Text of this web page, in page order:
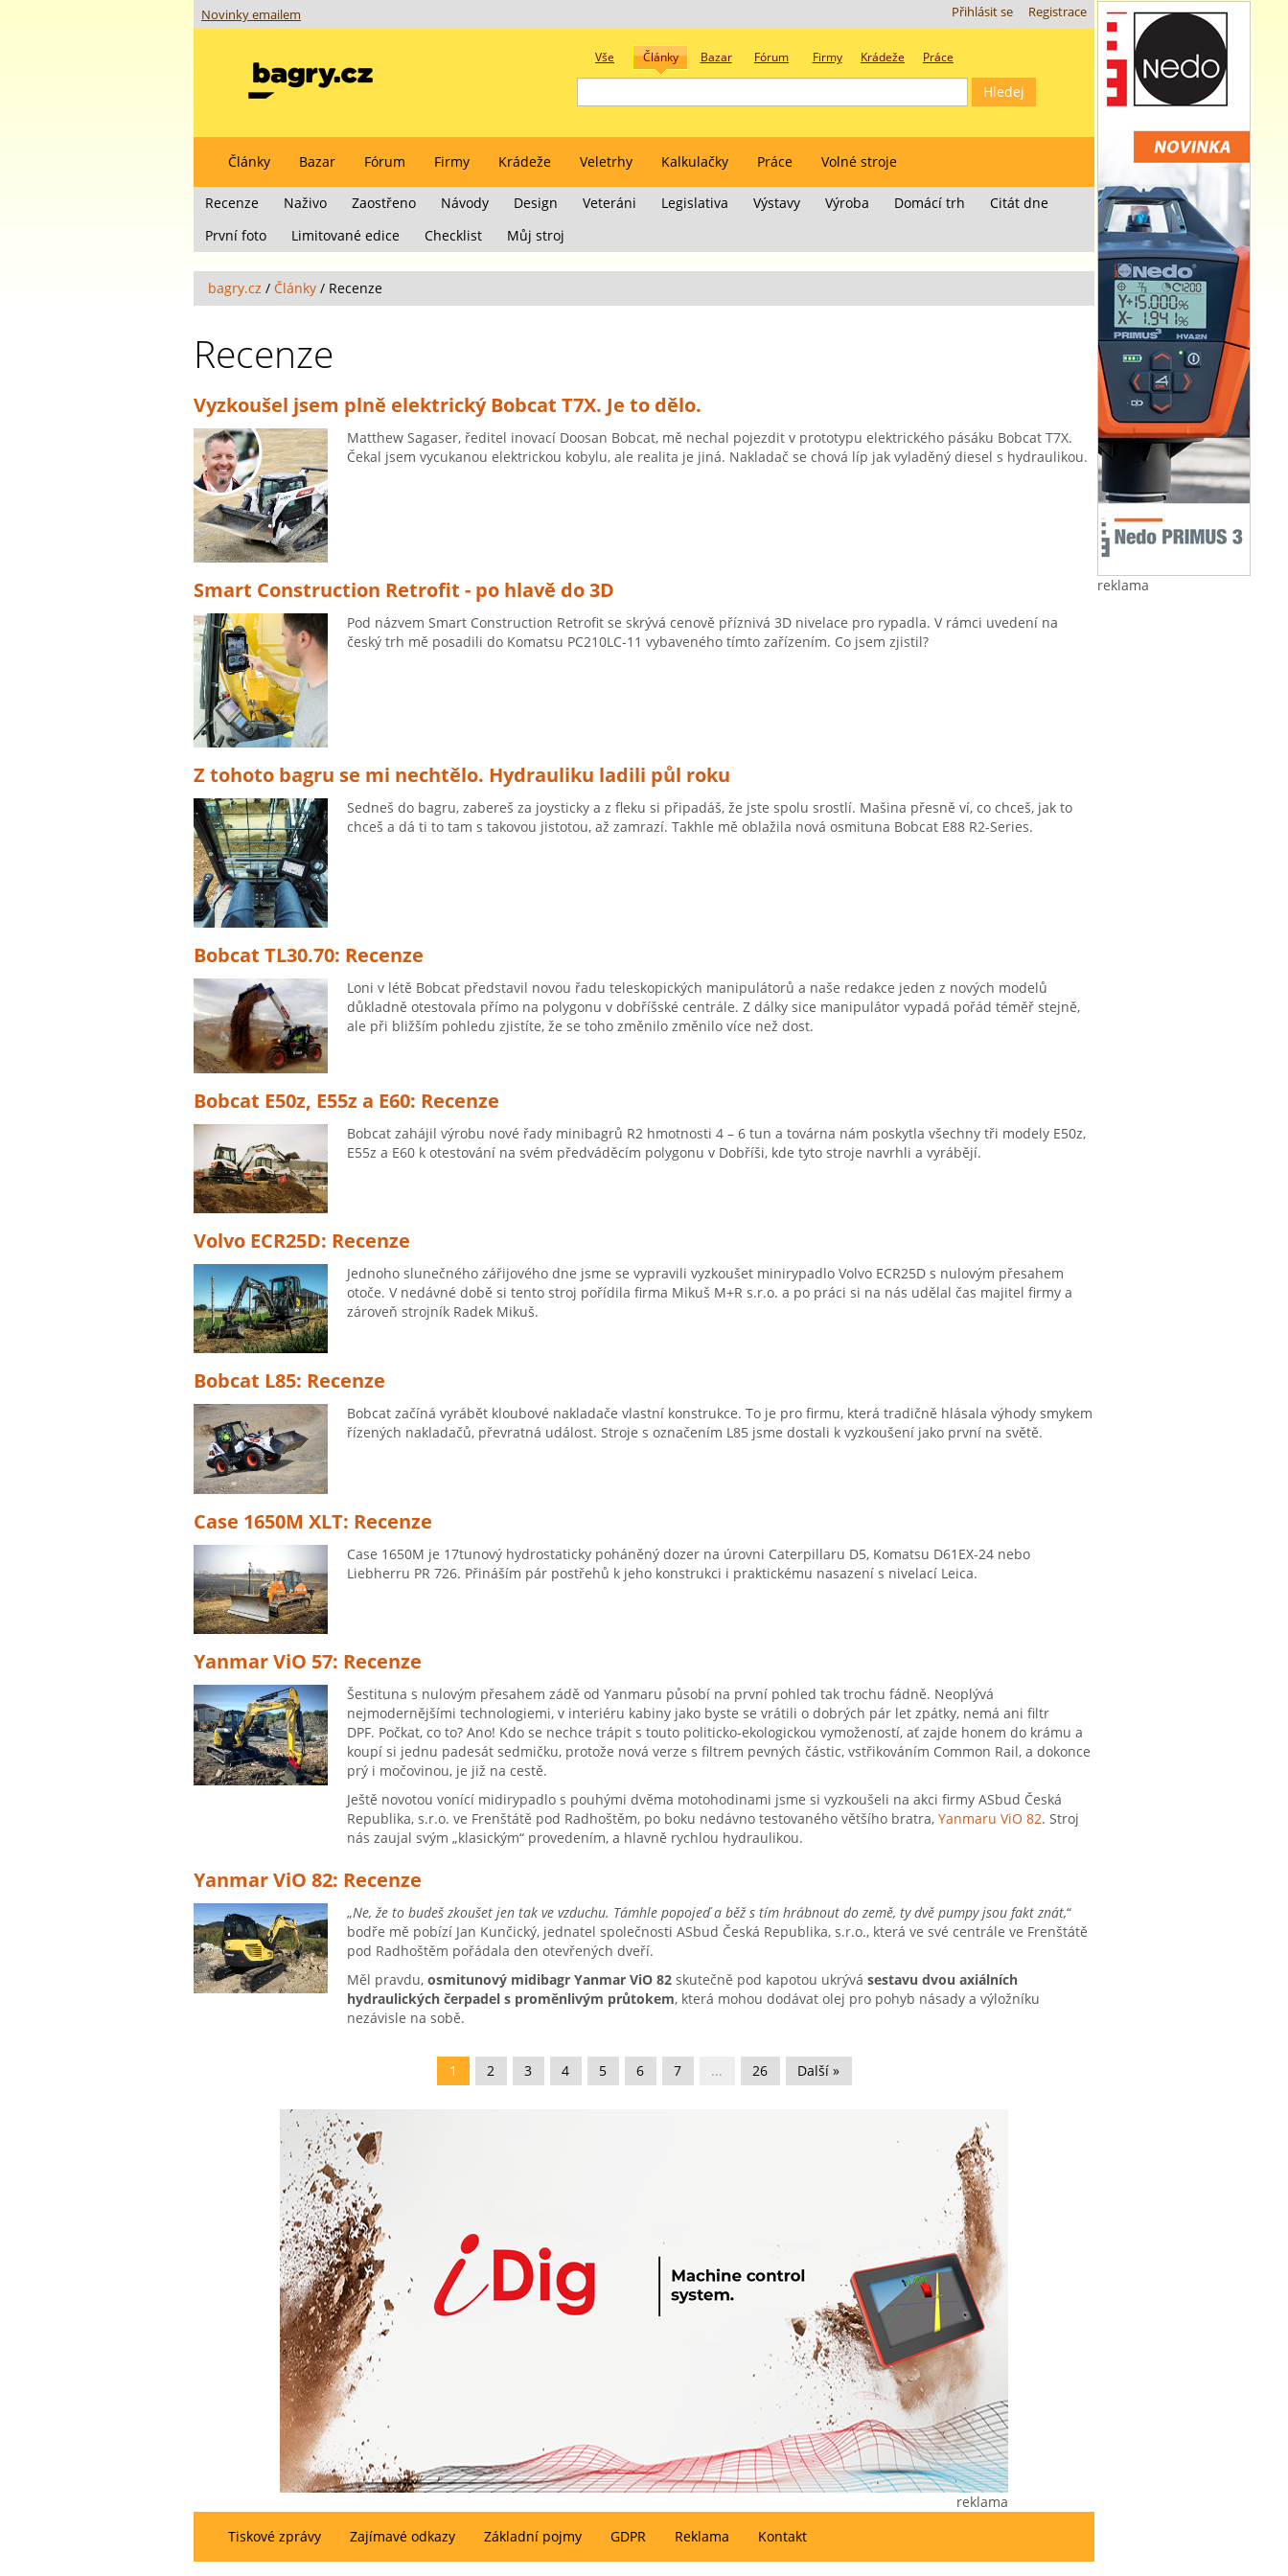
reklama
Novinky emailem Registrace
Přihlásit se
Vše Články Bazar Fórum Firmy Krádeže Práce
Články Bazar Fórum Firmy Krádeže Veletrhy Kalkulačky Práce Volné stroje
Recenze Naživo Zaostřeno Návody Design Veteráni Legislativa Výstavy Výroba Domácí trh
Citát dne
První foto
Limitované edice Checklist Můj stroj
bagry.cz / Články / Recenze
Recenze
Vyzkoušel jsem plně elektrický Bobcat T7X. Je to dělo.
Matthew Sagaser, ředitel inovací Doosan Bobcat, mě nechal pojezdit v prototypu elektrického pásáku Bobcat T7X.
Čekal jsem vycukanou elektrickou kobylu, ale realita je jiná. Nakladač se chová líp jak vyladěný diesel s hydraulikou.
Smart Construction Retrofit - po hlavě do 3D
Pod názvem Smart Construction Retrofit se skrývá cenově příznivá 3D nivelace pro rypadla. V rámci uvedení na
český trh mě posadili do Komatsu PC210LC-11 vybaveného tímto zařízením. Co jsem zjistil?
Z tohoto bagru se mi nechtělo. Hydrauliku ladili půl roku
Sedneš do bagru, zabereš za joysticky a z fleku si připadáš, že jste spolu srostlí. Mašina přesně ví, co chceš, jak to
chceš a dá ti to tam s takovou jistotou, až zamrazí. Takhle mě oblažila nová osmituna Bobcat E88 R2-Series.
Bobcat TL30.70: Recenze
Loni v létě Bobcat představil novou řadu teleskopických manipulátorů a naše redakce jeden z nových modelů
důkladně otestovala přímo na polygonu v dobříšské centrále. Z dálky sice manipulátor vypadá pořád téměř stejně,
ale při bližším pohledu zjistíte, že se toho změnilo změnilo více než dost.
Bobcat E50z, E55z a E60: Recenze
Bobcat zahájil výrobu nové řady minibagrů R2 hmotnosti 4 – 6 tun a továrna nám poskytla všechny tři modely E50z,
E55z a E60 k otestování na svém předváděcím polygonu v Dobříši, kde tyto stroje navrhli a vyrábějí.
Volvo ECR25D: Recenze
Jednoho slunečného zářijového dne jsme se vypravili vyzkoušet minirypadlo Volvo ECR25D s nulovým přesahem
otoče. V nedávné době si tento stroj pořídila firma Mikuš M+R s.r.o. a po práci si na nás udělal čas majitel firmy a
zároveň strojník Radek Mikuš.
Bobcat L85: Recenze
Bobcat začíná vyrábět kloubové nakladače vlastní konstrukce. To je pro firmu, která tradičně hlásala výhody smykem
řízených nakladačů, převratná událost. Stroje s označením L85 jsme dostali k vyzkoušení jako první na světě.
Case 1650M XLT: Recenze
Case 1650M je 17tunový hydrostaticky poháněný dozer na úrovni Caterpillaru D5, Komatsu D61EX-24 nebo
Liebherru PR 726. Přináším pár postřehů k jeho konstrukci i praktickému nasazení s nivelací Leica.
Yanmar ViO 57: Recenze
Šestituna s nulovým přesahem zádě od Yanmaru působí na první pohled tak trochu fádně. Neoplývá
nejmodernějšími technologiemi, v interiéru kabiny jako byste se vrátili o dobrých pár let zpátky, nemá ani filtr
DPF. Počkat, co to? Ano! Kdo se nechce trápit s touto politicko-ekologickou vymožeností, ať zajde honem do krámu a
koupí si jednu padesát sedmičku, protože nová verze s filtrem pevných částic, vstřikováním Common Rail, a dokonce
prý i močovinou, je již na cestě.
Ještě novotou vonící midirypadlo s pouhými dvěma motohodinami jsme si vyzkoušeli na akci firmy ASbud Česká
Republika, s.r.o. ve Frenštátě pod Radhoštěm, po boku nedávno testovaného většího bratra, Yanmaru ViO 82. Stroj
nás zaujal svým „klasickým“ provedením, a hlavně rychlou hydraulikou.
Yanmar ViO 82: Recenze
„Ne, že to budeš zkoušet jen tak ve vzduchu. Támhle popojeď a běž s tím hrábnout do země, ty dvě pumpy jsou fakt znát,“
bodře mě pobízí Jan Kunčický, jednatel společnosti ASbud Česká Republika, s.r.o., která ve své centrále ve Frenštátě
pod Radhoštěm pořádala den otevřených dveří.
Měl pravdu, osmitunový midibagr Yanmar ViO 82 skutečně pod kapotou ukrývá sestavu dvou axiálních
hydraulických čerpadel s proměnlivým průtokem, která mohou dodávat olej pro pohyb násady a výložníku
nezávisle na sobě.
1 2 3 4 5 6 7 ... 26 Další »
reklama
Tiskové zprávy
Zajímavé odkazy Základní pojmy GDPR Reklama Kontakt